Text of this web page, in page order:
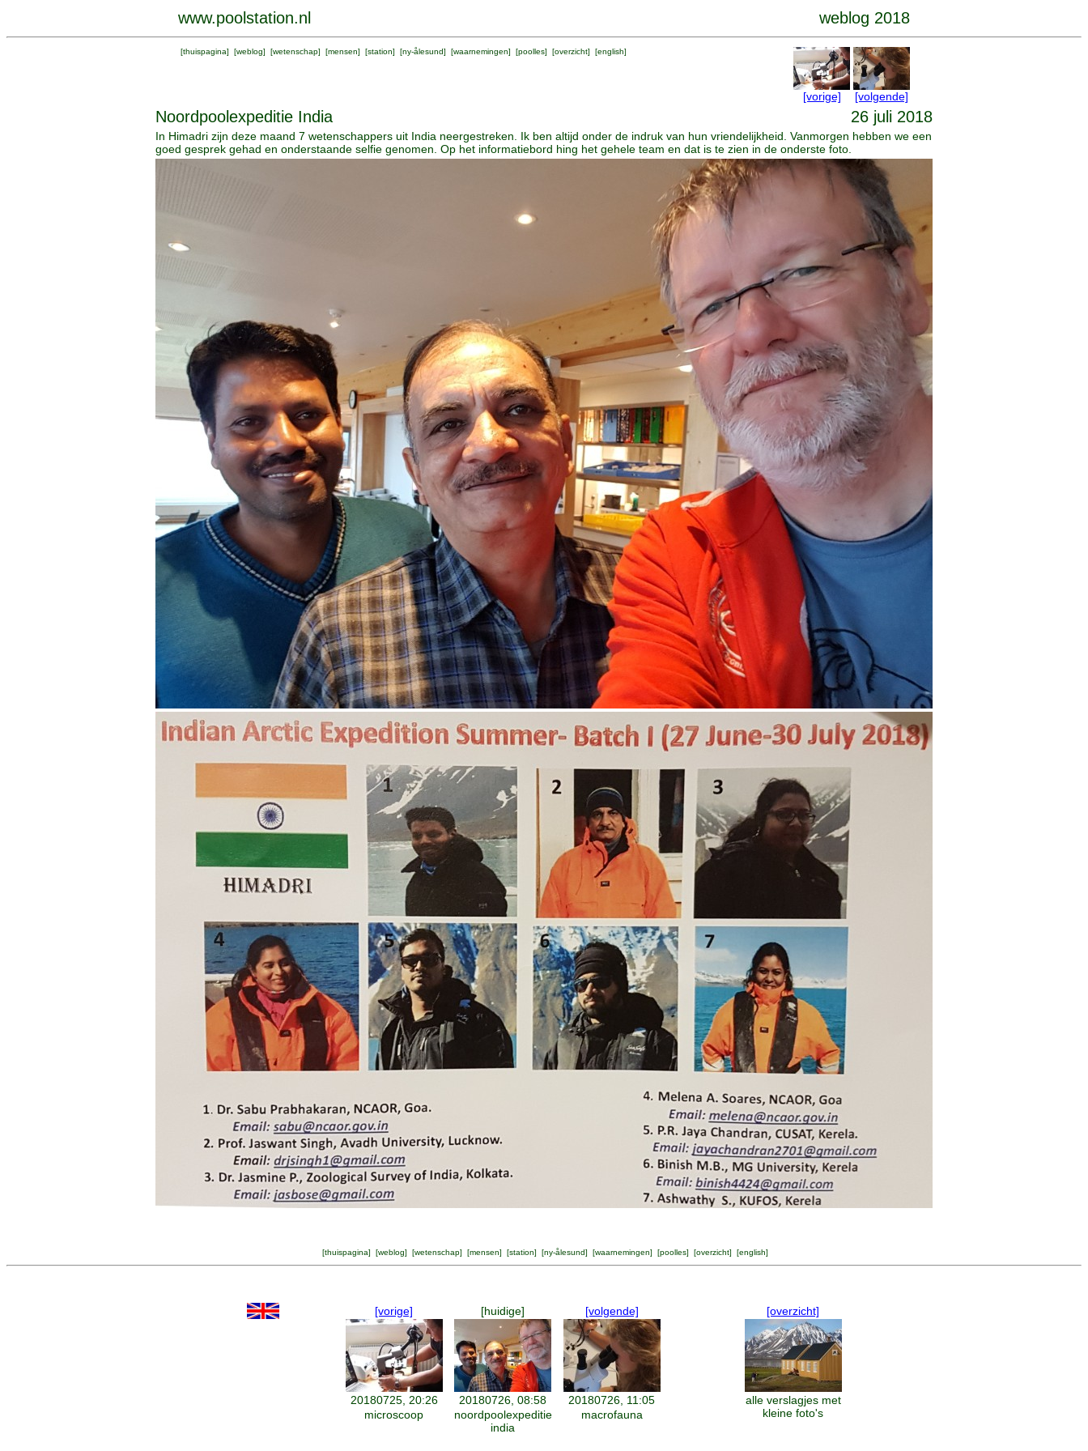
www.poolstation.nl weblog 2018
[thuispagina] [weblog] [wetenschap] [mensen] [station] [ny-ålesund] [waarnemingen] [poolles] [overzicht] [english]
[vorige] [volgende]
Noordpoolexpeditie India 26 juli 2018
In Himadri zijn deze maand 7 wetenschappers uit India neergestreken. Ik ben altijd onder de indruk van hun vriendelijkheid. Vanmorgen hebben we een
goed gesprek gehad en onderstaande selfie genomen. Op het informatiebord hing het gehele team en dat is te zien in de onderste foto.
[thuispagina] [weblog] [wetenschap] [mensen] [station] [ny-ålesund] [waarnemingen] [poolles] [overzicht] [english]
[vorige] [huidige] [volgende] [overzicht]
20180725, 20:26 20180726, 08:58 20180726, 11:05
alle verslagjes met
kleine foto's
microscoop
noordpoolexpeditie
india
macrofauna